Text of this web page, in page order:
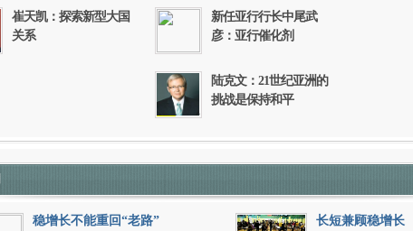
崔天凯：探索新型大国
关系
新任亚行行长中尾武
彦：亚行催化剂
陆克文：21世纪亚洲的
挑战是保持和平
稳增长不能重回“老路”
长短兼顾稳增长